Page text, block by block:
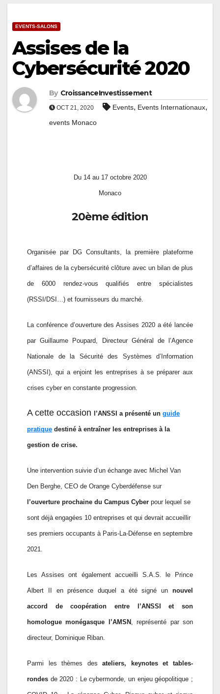
EVENTS-SALONS
Assises de la
Cybersécurité 2020
By CroissanceInvestissement
OCT 21, 2020 Events, Events Internationaux,
events Monaco
Du 14 au 17octobre 2020
Monaco
20ème édition
Organisée par DG Consultants, la première plateforme
d’affaires de la cybersécurité clôture avec un bilan de plus
de 6000 rendez-vous qualifiés entre spécialistes
(RSSI/DSI…) et fournisseurs du marché.
La conférence d’ouverture des Assises 2020 a été lancée
par Guillaume Poupard, Directeur Général de l’Agence
Nationale de la Sécurité des Systèmes d’Information
(ANSSI), qui a enjoint les entreprises à se préparer aux
crises cyber en constante progression.
A cette occasion l’ANSSI a présenté un guide
pratique destiné à entraîner les entreprises à la
gestion de crise.
Une intervention suivie d’un échange avec Michel Van
Den Berghe, CEO de Orange Cyberdéfense sur
l’ouverture prochaine du Campus Cyber pour lequel se
sont déjà engagées 10 entreprises et qui devrait accueillir
ses premiers occupants à Paris-La-Défense en septembre
2021.
Les Assises ont également accueilli S.A.S. le Prince
Albert II en présence duquel a été signé un nouvel
accord de coopération entre l’ANSSI et son
homologue monégasque l’AMSN , représenté par son
directeur, Dominique Riban.
Parmi les thèmes desateliers, keynotes et tables-
rondes de 2020 : Le cybermonde, un enjeu géopolitique ;